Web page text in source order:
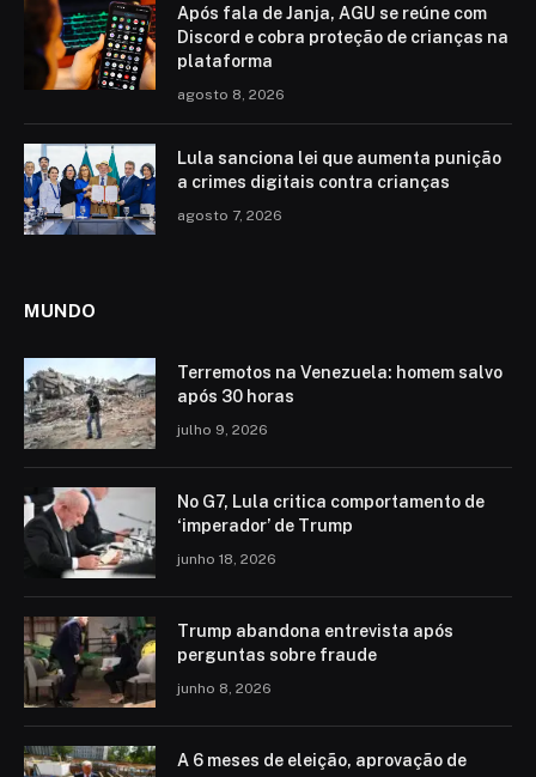
Após fala de Janja, AGU se reúne com
Discord e cobra proteção de crianças na
plataforma
agosto 8, 2026
Lula sanciona lei que aumenta punição
a crimes digitais contra crianças
agosto 7, 2026
MUNDO
Terremotos na Venezuela: homem salvo
após 30 horas
julho 9, 2026
No G7, Lula critica comportamento de
‘imperador’ de Trump
junho 18, 2026
Trump abandona entrevista após
perguntas sobre fraude
junho 8, 2026
A 6 meses de eleição, aprovação de